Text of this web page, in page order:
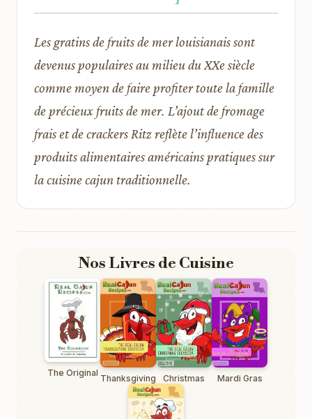
Les gratins de fruits de mer louisianais sont
devenus populaires au milieu du XXe siècle
comme moyen de faire profiter toute la famille
de précieux fruits de mer. L’ajout de fromage
frais et de crackers Ritz reflète l’influence des
produits alimentaires américains pratiques sur
la cuisine cajun traditionnelle.
Nos Livres de Cuisine
The Original Thanksgiving Christmas Mardi Gras